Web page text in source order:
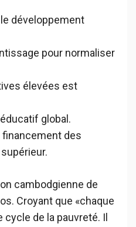
développement
pour normaliser
élevées est
global.
des
cambodgienne de
Croyant que «chaque
de la pauvreté. Il